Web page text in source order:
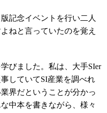
記念イベントを行い二人
ねと言っていたのを覚え
びました。私は、大手SIer
していてSI産業を調べれ
界だということが分かっ
中本を書きながら、様々